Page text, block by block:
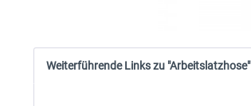
Weiterführende Links zu "Arbeitslatzhose"